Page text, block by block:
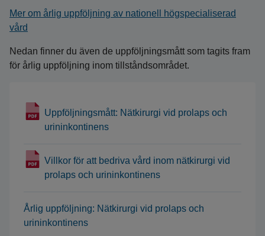
Mer om årlig uppföljning av nationell högspecialiserad
vård
Nedan finner du även de uppföljningsmått som tagits fram
för årlig uppföljning inom tillståndsområdet.
Uppföljningsmått: Nätkirurgi vid prolaps och
urininkontinens
Villkor för att bedriva vård inom nätkirurgi vid
prolaps och urininkontinens
Årlig uppföljning: Nätkirurgi vid prolaps och
urininkontinens